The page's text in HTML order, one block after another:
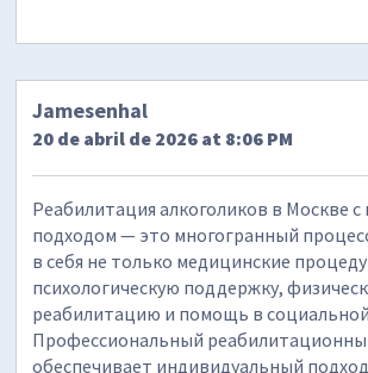
Jamesenhal
20 de abril de 2026 at 8:06 PM
Реабилитация алкоголиков в Москве
подходом — это многогранный
в себя не только медицинские
психологическую поддержку,
реабилитацию и помощь в
Профессиональный
обеспечивает индивидуальный